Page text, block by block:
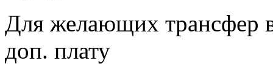
Для желающих трансфер
доп. плату